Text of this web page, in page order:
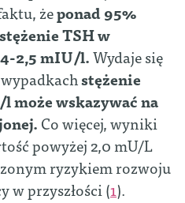
żeponad 95%
TSH w
2,5 mIU/l.Wydaje się
stężenie
może wskazywać na
Co więcej, wyniki
powyżej 2,0 mU/L
ryzykiem rozwoju
w przyszłości (1).